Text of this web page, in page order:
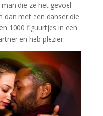
die ze het gevoel
dan met een danser die
1000 figuurtjes in een
en heb plezier.